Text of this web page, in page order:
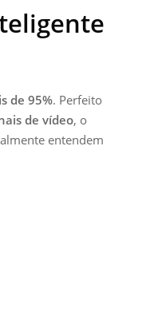
de 95%. Perfeito
de vídeo, o
entendem